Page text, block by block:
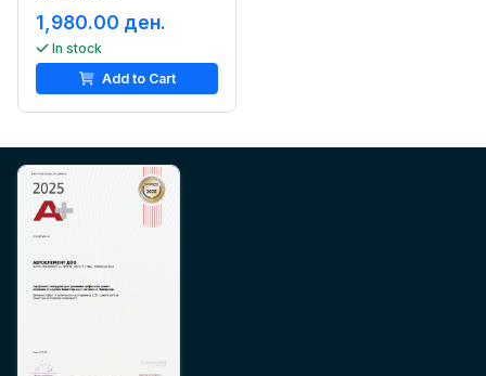
1,980.00 ден.
In stock
Add to Cart